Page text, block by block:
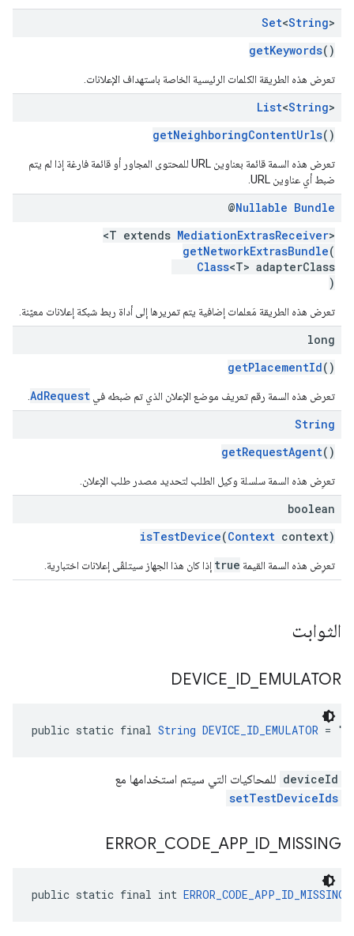
Set<String>
getKeywords()
تعرض هذه الطريقة الكلمات الرئيسية الخاصة باستهداف الإعلانات.
List<String>
getNeighboringContentUrls()
تعرض هذه السمة قائمة بعناوين URL للمحتوى المجاور أو قائمة فارغة إذا لم يتم
ضبط أي عناوين URL.
@Nullable Bundle
<T extends MediationExtrasReceiver>
getNetworkExtrasBundle(
Class<T> adapterClass
)
تعرض هذه الطريقة مَعلمات إضافية يتم تمريرها إلى أداة ربط شبكة إعلانات معيّنة.
long
getPlacementId()
تعرض هذه السمة رقم تعريف موضع الإعلان الذي تم ضبطه في AdRequest
String
getRequestAgent()
تعرِض هذه السمة سلسلة وكيل الطلب لتحديد مصدر طلب الإعلان.
boolean
isTestDevice(Context context)
تعرِض هذه السمة القيمة true إذا كان هذا الجهاز سيتلقّى إعلانات اختبارية.
الثوابت
DEVICE ID EMULATOR
public static final String DEVICE_ID_EMULATOR =
deviceId للمحاكيات التي سيتم استخدامها مع
setTestDeviceIds
ERROR CODE APP_ ID MISSING
public static final int ERROR_CODE_APP_ID_MISSING